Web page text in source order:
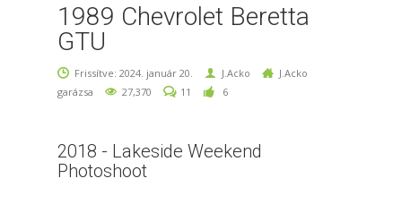
1989 Chevrolet Beretta
GTU
Frissítve: 2024. január 20. J.Acko
J.Acko
garázsa
27,370 11 6
2018 - Lakeside Weekend
Photoshoot